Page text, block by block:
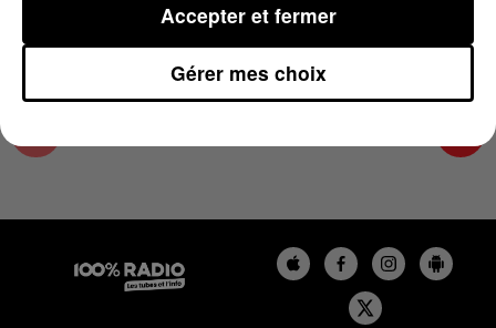
Gérer mes choix
Accepter et fermer